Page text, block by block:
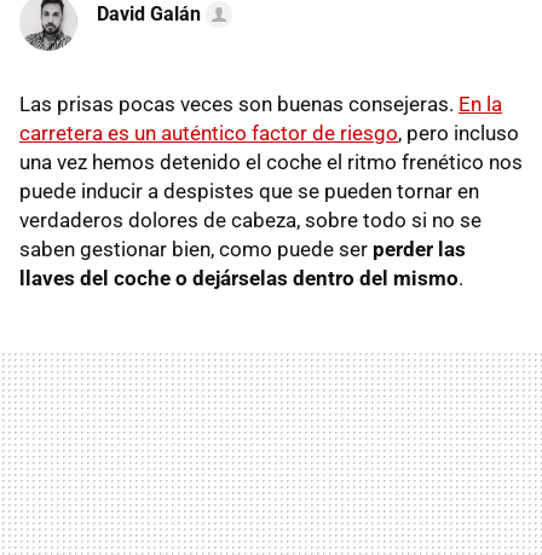
David Galán
Las prisas pocas veces son buenas consejeras. En la
carretera es un auténtico factor de riesgo, pero incluso
una vez hemos detenido el coche el ritmo frenético nos
puede inducir a despistes que se pueden tornar en
verdaderos dolores de cabeza, sobre todo si no se
saben gestionar bien, como puede ser perder las
llaves del coche o dejárselas dentro del mismo.